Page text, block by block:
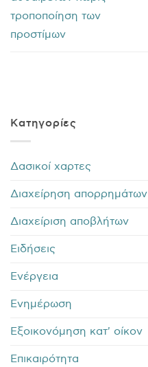
τροποποίηση των
προστίμων
Kατηγορίες
Δασικοί χαρτες
Διαχείρηση απορρημάτων
Διαχείριση αποβλήτων
Ειδήσεις
Ενέργεια
Ενημέρωση
Εξοικονόμηση κατ' οίκον
Επικαιρότητα